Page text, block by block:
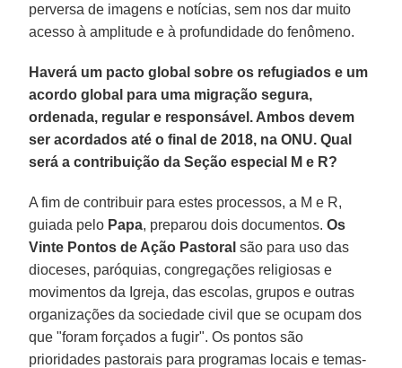
perversa de imagens e notícias, sem nos dar muito
acesso à amplitude e à profundidade do fenômeno.
Haverá um pacto global sobre os refugiados e um
acordo global para uma migração segura,
ordenada, regular e responsável. Ambos devem
ser acordados até o final de 2018, na ONU. Qual
será a contribuição da Seção especial M e R?
A fim de contribuir para estes processos, a M e R,
guiada pelo Papa, preparou dois documentos.Os
Vinte Pontos de Ação Pastoral são para uso das
dioceses, paróquias, congregações religiosas e
movimentos da Igreja, das escolas, grupos e outras
organizações da sociedade civil que se ocupam dos
que "foram forçados a fugir". Os pontos são
prioridades pastorais para programas locais e temas-